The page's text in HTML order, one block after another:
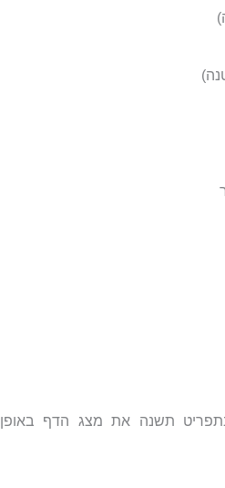
תשנה את מצג הדף באופן